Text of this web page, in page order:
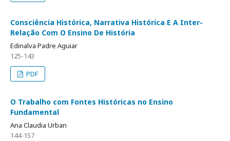
Consciência Histórica, Narrativa Histórica E A Inter-
Relação Com O Ensino De História
Edinalva Padre Aguiar
125-143
PDF
O Trabalho com Fontes Históricas no Ensino
Fundamental
Ana Claudia Urban
144-157